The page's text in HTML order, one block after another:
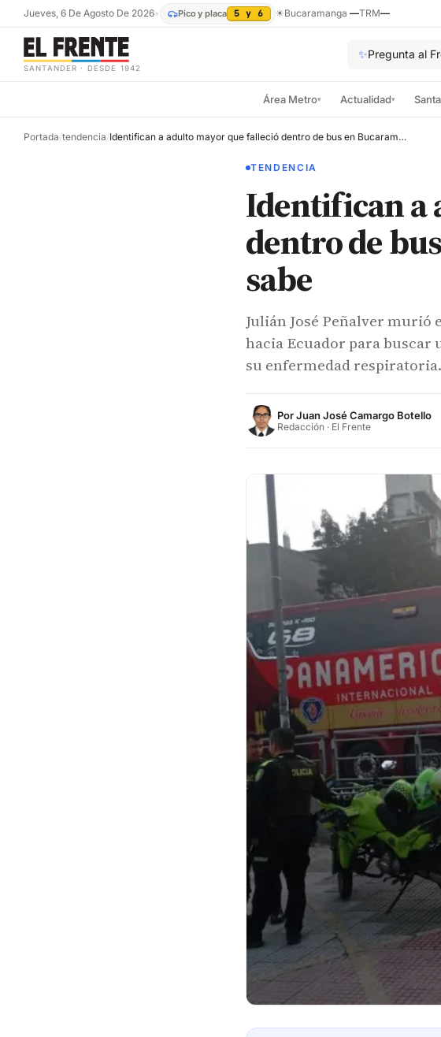
Jueves, 6 De Agosto De 2026• Pico y placa 5 y 6 ☀Bucaramanga —TRM—
SANTANDER · DESDE 1942
✨Pregunta al
Área Metro▾ Actualidad▾
Portada/tendencia/ Identifican a adulto mayor que falleció dentro de bus en Bucaramanga, esto se sabe
TENDENCIA
Identifican a
dentro de
sabe
Julián José Peñalver murió
hacia Ecuador para
su enfermedad respiratoria.
PorJuan José Camargo Botello
Redacción · El Frente